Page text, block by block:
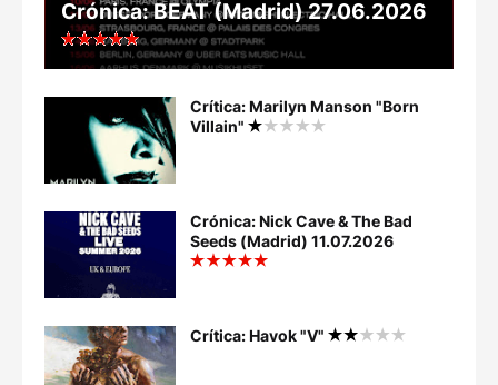
Crónica: BEAT (Madrid) 27.06.2026
Crítica: Marilyn Manson "Born
Villain"
Crónica: Nick Cave & The Bad
Seeds (Madrid) 11.07.2026
Crítica: Havok "V"